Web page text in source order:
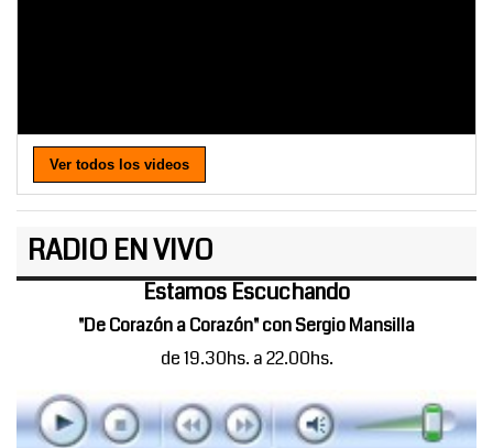
Ver todos los videos
RADIO EN VIVO
Estamos Escuchando
"De Corazón a Corazón" con Sergio Mansilla
de 19.30hs. a 22.00hs.